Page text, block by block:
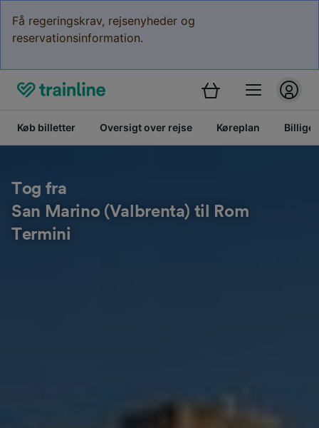
Få regeringskrav, rejsenyheder og
reservationsinformation.
Køb billetter Oversigt over rejse Køreplan Billige
Tog fra
San Marino (Valbrenta) til Rom
Termini